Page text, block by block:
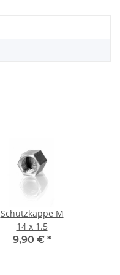
Schutzkappe M
14 x 1.5
9,90 € *